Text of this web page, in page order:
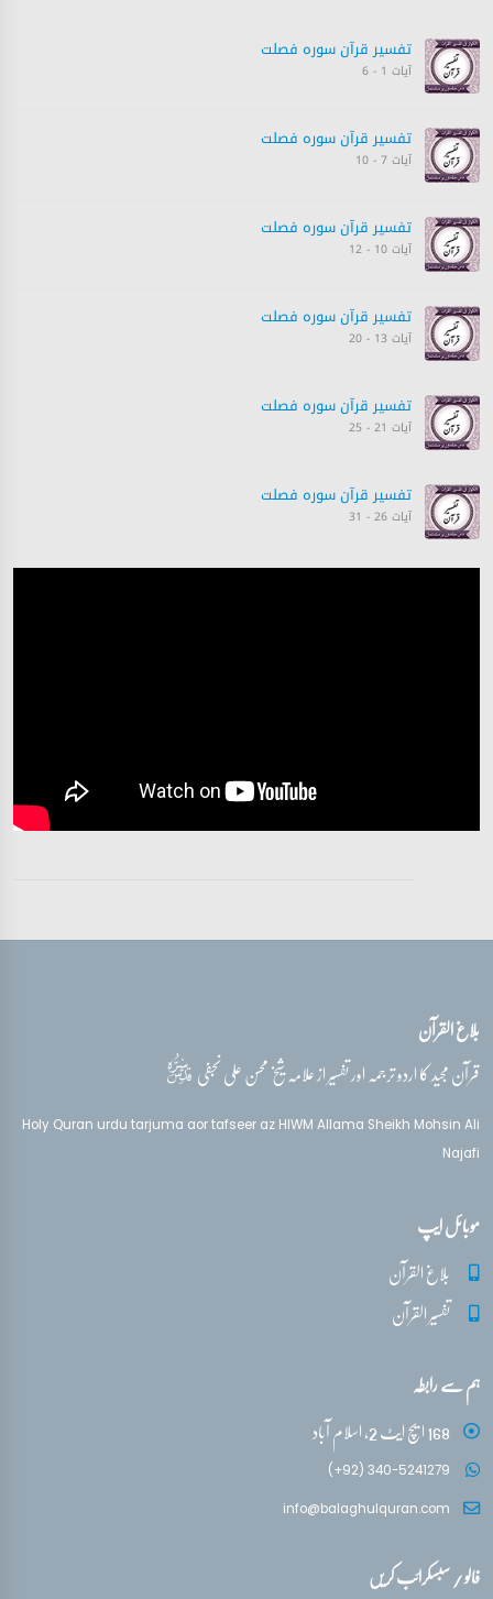
تفسیر قرآن سورہ ‎فصلت
آیات 1 - 6
تفسیر قرآن سورہ ‎فصلت
آیات 7 - 10
تفسیر قرآن سورہ ‎فصلت
آیات 10 - 12
تفسیر قرآن سورہ ‎فصلت
آیات 13 - 20
تفسیر قرآن سورہ ‎فصلت
آیات 21 - 25
تفسیر قرآن سورہ ‎فصلت
آیات 26 - 31
تفسیر قرآن سورہ ‎فصلت
بلاغ القرآن
قرآن مجید کا اردو ترجمہ اور تفسیر از علامہ شیخ محسن علی نجفیقدس‌سره
Holy Quran urdu tarjuma aor tafseer az HIWM Allama Sheikh Mohsin Ali
Najafi
موبائل ایپ
بلاغ القرآن
تفسیر القرآن
ہم سے رابطہ
168 ایچ ایٹ 2، اسلام آباد
(+92) 340-5241279
info@balaghulquran.com
فالو / سبسکرائب کریں